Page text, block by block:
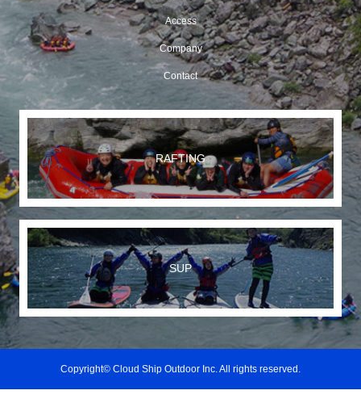
Access
Company
Contact
RAFTING
SUP
Copyright© Cloud Ship Outdoor Inc. All rights reserved.